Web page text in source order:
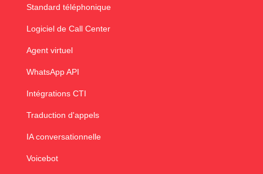
Standard téléphonique
Logiciel de Call Center
Agent virtuel
WhatsApp API
Intégrations CTI
Traduction d'appels
IA conversationnelle
Voicebot